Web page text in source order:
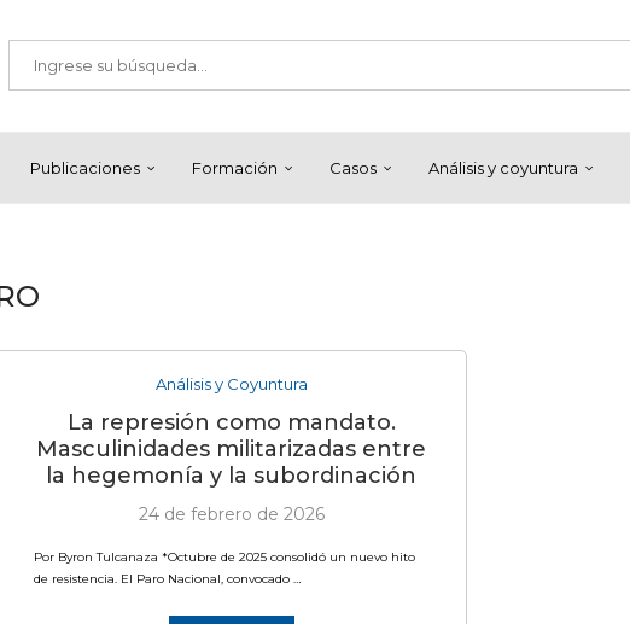
Publicaciones Formación Casos Análisis y coyuntura
Análisis y Coyuntura
La represión como mandato.
Masculinidades militarizadas entre
la hegemonía y la subordinación
24 de febrero de 2026
Por Byron Tulcanaza *Octubre de 2025 consolidó un nuevo hito
de resistencia. El Paro Nacional, convocado …